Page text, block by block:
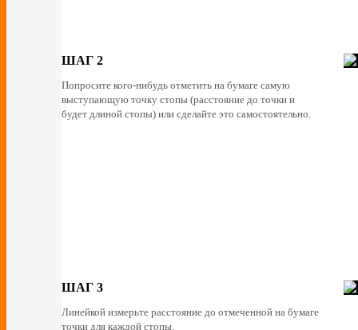
ШАГ 2
Попросите кого-нибудь отметить на бумаге самую
выступающую точку стопы (расстояние до точки и
будет длиной стопы) или сделайте это самостоятельно.
ШАГ 3
Линейкой измерьте расстояние до отмеченной на бумаге
точки для каждой стопы.